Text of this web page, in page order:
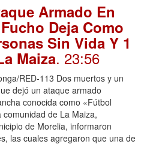
Armado En
Deja Como
Sin Vida Y 1
Maiza. 23:56
RED-113 Dos muertos y un
dejó un ataque armado
conocida como «Fútbol
comunidad de La Maiza,
de Morelia, informaron
las cuales agregaron que una de